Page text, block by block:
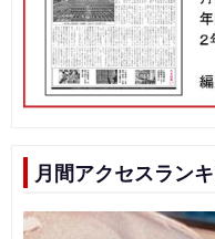
月間アクセスラン